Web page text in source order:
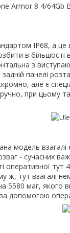
Armor 8 4/64Gb
IP68, а
в більшості
з
панелі
але є
при цьому
модель
- сучасних
оперативної
тут взагалі
5580 маг, якого
допомогою